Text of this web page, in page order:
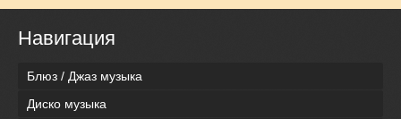
Навигация
Блюз / Джаз музыка
Диско музыка